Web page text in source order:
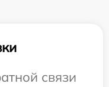
связи